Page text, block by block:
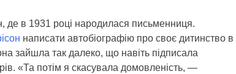
де в 1931 році народилася письменниця.
написати автобіографію про своє дитинство в
зайшла так далеко, що навіть підписала
«Та потім я скасувала домовленість, —